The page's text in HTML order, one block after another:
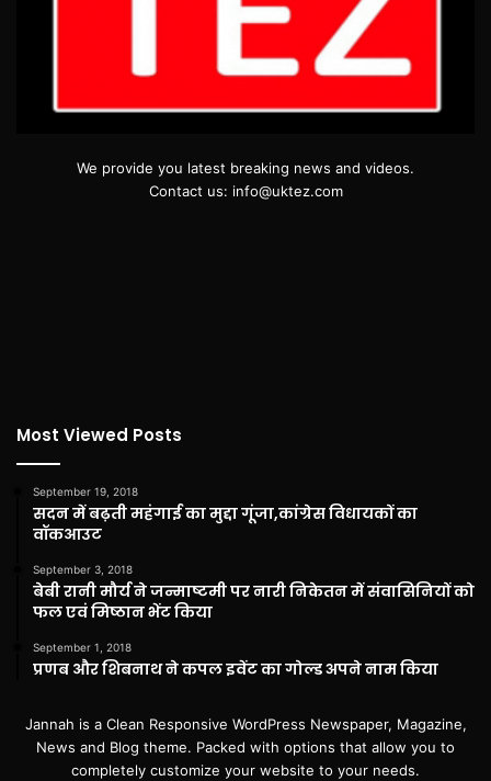
We provide you latest breaking news and videos.
Contact us: info@uktez.com
Most Viewed Posts
September 19, 2018
सदन में बढ़ती महंगाई का मुद्दा गूंजा,कांग्रेस विधायकों का
वॉकआउट
September 3, 2018
बेबी रानी मौर्य ने जन्माष्टमी पर नारी निकेतन में संवासिनियों को
फल एवं मिष्ठान भेंट किया
September 1, 2018
प्रणब और शिबनाथ ने कपल इवेंट का गोल्ड अपने नाम किया
Jannah is a Clean Responsive WordPress Newspaper, Magazine,
News and Blog theme. Packed with options that allow you to
completely customize your website to your needs.